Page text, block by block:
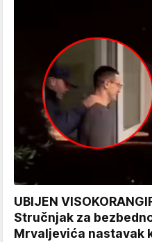
UBIJEN
Stručnjak za
Mrvaljevića nastavak